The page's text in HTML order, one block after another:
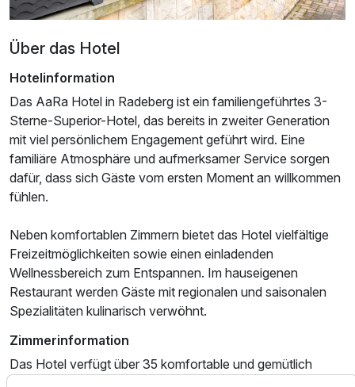
Ausstattung
Für 8 Tage
Doppelzimmer Standard
2 Erwachsene und 1 Kind
Über das Hotel
Hotelinformation
Das AaRa Hotel in Radeberg ist ein familiengeführtes 3-
Sterne-Superior-Hotel, das bereits in zweiter Generation
mit viel persönlichem Engagement geführt wird. Eine
familiäre Atmosphäre und aufmerksamer Service sorgen
dafür, dass sich Gäste vom ersten Moment an willkommen
fühlen.
Neben komfortablen Zimmern bietet das Hotel vielfältige
Freizeitmöglichkeiten sowie einen einladenden
Wellnessbereich zum Entspannen. Im hauseigenen
Restaurant werden Gäste mit regionalen und saisonalen
Spezialitäten kulinarisch verwöhnt.
Zimmerinformation
Das Hotel verfügt über 35 komfortable und gemütlich